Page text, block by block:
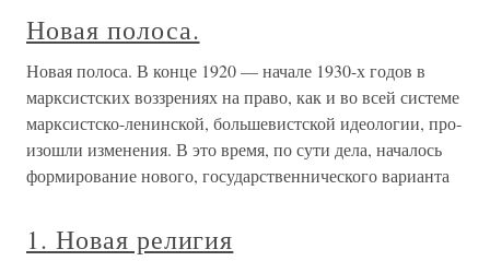
Новая полоса.
Новая полоса. В конце 1920 — начале 1930-х годов в
марксистских воззрениях на право, как и во всей системе
марксистско-ленинской, большевистской идеологии, про­
изошли изменения. В это время, по сути дела, началось
формирование нового, государственнического варианта
1. Новая религия